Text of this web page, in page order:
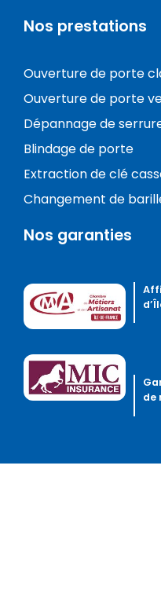
Nos prestations
Ouverture de porte
Ouverture de porte
Dépannage de
Blindage de porte
Extraction de clé
Changement de
Nos garanties
de